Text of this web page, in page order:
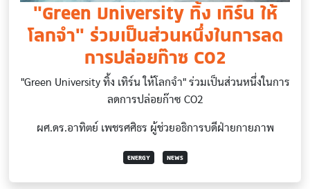
"Green University ทิ้ง เทิร์น ให้
โลกจำ" ร่วมเป็นส่วนหนึ่งในการลด
การปล่อยก๊าซ CO2
"Green University ทิ้ง เทิร์น ให้โลกจำ" ร่วมเป็นส่วนหนึ่งในการ
ลดการปล่อยก๊าซ CO2
ผศ.ดร.อาทิตย์ เพชรศศิธร ผู้ช่วยอธิการบดีฝ่ายกายภาพ
ENERGY NEWS